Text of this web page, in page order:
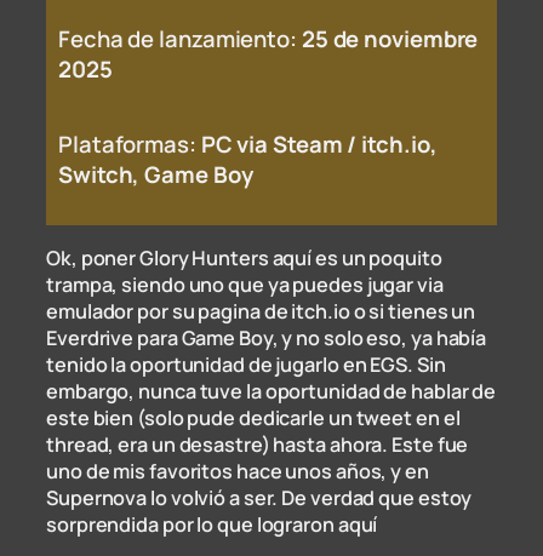
Fecha de lanzamiento: 25 de noviembre
2025
Plataformas: PCvia Steam / itch.io,
Switch, Game Boy
Ok, poner Glory Hunters aquí es un poquito
trampa, siendo uno que ya puedes jugar via
emulador por su pagina de itch.io o si tienes un
Everdrive para Game Boy, y no solo eso, ya había
tenido la oportunidad de jugarlo en EGS. Sin
embargo, nunca tuve la oportunidad de hablar de
este bien (solo pude dedicarle un tweet en el
thread, era un desastre) hasta ahora. Este fue
uno de mis favoritos hace unos años, y en
Supernova lo volvió a ser. De verdad que estoy
sorprendida por lo que lograron aquí